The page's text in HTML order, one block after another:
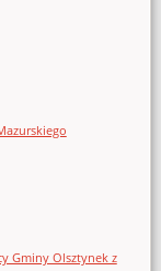
Gminy Olsztynek z